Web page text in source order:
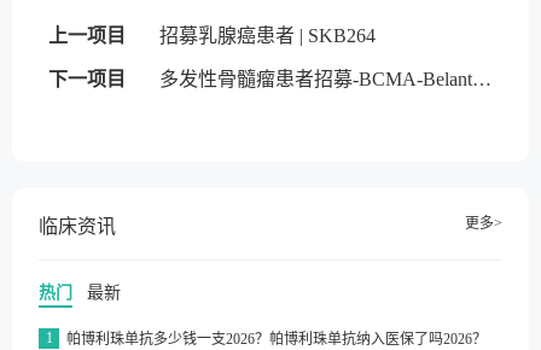
上一项目 招募乳腺癌患者 | SKB264
下一项目 多发性骨髓瘤患者招募-BCMA-Belantamab mafodotin
临床资讯 更多>
热门 最新
1 帕博利珠单抗多少钱一支2026？帕博利珠单抗纳入医保了吗2026？